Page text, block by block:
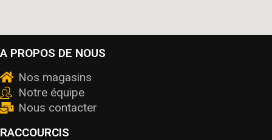
A PROPOS DE NOUS
Nos magasins
Notre équipe
Nous contacter
RACCOURCIS